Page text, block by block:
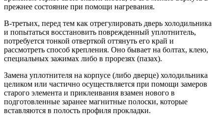
прежнее состояние при помощи нагревания.
В-третьих, перед тем как отрегулировать дверь холодильника
и попытаться восстановить поврежденный уплотнитель,
потребуется тонкой отверткой оттянуть его край и
рассмотреть способ крепления. Оно бывает на болтах, клею,
специальных зажимах либо в прорезях (пазах).
Замена уплотнителя на корпусе (либо дверце) холодильника
целиком или частично осуществляется при помощи замеров
старого элемента и приклеивания взамен нового в
подготовленные заранее магнитные полоски, которые
вставляются в полость профиля прокладки.